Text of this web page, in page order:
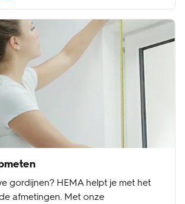
gordijnen? HEMA helpt je met het
afmetingen. Met onze